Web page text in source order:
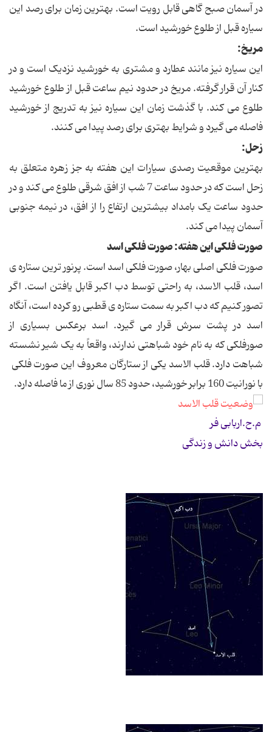
در آسمان صبح گاهی قابل رویت است. بهترین زمان برای رصد این
سیاره قبل از طلوع خورشید است.
مریخ:
این سیاره نیز مانند عطارد و مشتری به خورشید نزدیک است و در
کنار آن قرار گرفته. مریخ در حدود نیم ساعت قبل از طلوع خورشید
طلوع می کند. با گذشت زمان این سیاره نیز به تدریج از خورشید
فاصله می گیرد و شرایط بهتری برای رصد پیدا می کنند.
زحل:
بهترین موقعیت رصدی سیارات این هفته به جز زهره متعلق به
زحل است که در حدود ساعت 7 شب از افق شرقی طلوع می کند و در
حدود ساعت یک بامداد بیشترین ارتفاع را از افق، در نیمه جنوبی
آسمان پیدا می کند.
صورت فلکی این هفته: صورت فلکی اسد
صورت فلکی اصلی بهار، صورت فلکی اسد است. پرنور ترین ستاره ی
اسد، قلب الاسد، به راحتی توسط دب اکبر قابل یافتن است. اگر
تصور کنیم که دب اکبر به سمت ستاره ی قطبی رو کرده است، آنگاه
اسد در پشت سرش قرار می گیرد. اسد برعکس بسیاری از
صورفلکی که به نام خود شباهتی ندارند، واقعاً به یک شیر نشسته
شباهت دارد. قلب الاسد یکی از ستارگان معروف این صورت فلکی
با نورانیت 160 برابر خورشید، حدود 85 سال نوری از ما فاصله دارد.
م.ح.اربابی فر
بخش دانش و زندگی